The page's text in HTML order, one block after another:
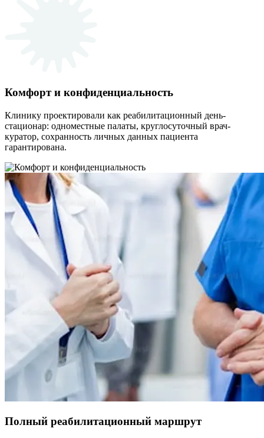
Комфорт и конфиденциальность
Клинику проектировали как реабилитационный день-
стационар: одноместные палаты, круглосуточный врач-
куратор, сохранность личных данных пациента
гарантирована.
Полный реабилитационный маршрут